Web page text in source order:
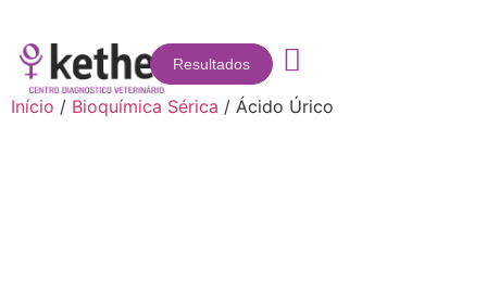
Resultados
Início / Bioquímica Sérica / Ácido Úrico